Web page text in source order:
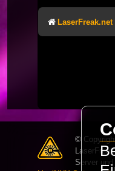
LaserFreak.net
©
Server